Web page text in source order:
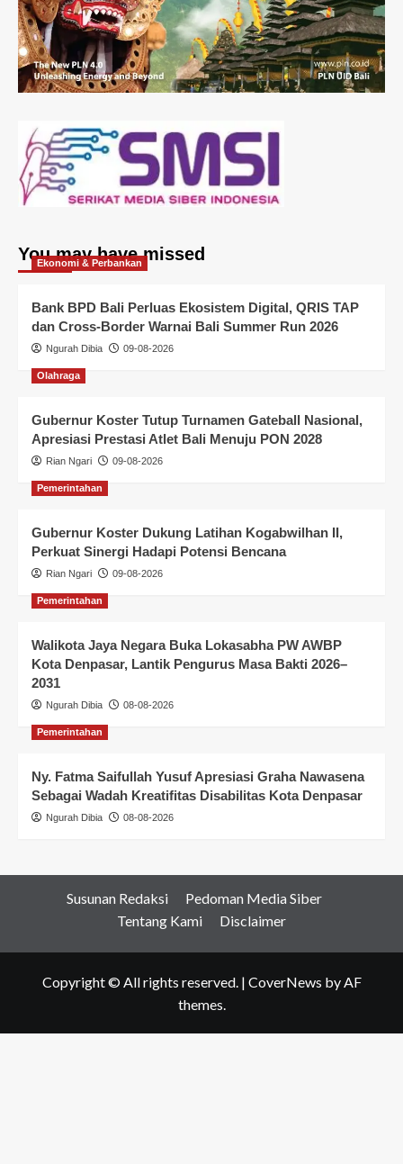
You may have missed
Ekonomi & Perbankan
Bank BPD Bali Perluas Ekosistem Digital, QRIS TAP
dan Cross-Border Warnai Bali Summer Run 2026
Ngurah Dibia 09-08-2026
Olahraga
Gubernur Koster Tutup Turnamen Gateball Nasional,
Apresiasi Prestasi Atlet Bali Menuju PON 2028
Rian Ngari 09-08-2026
Pemerintahan
Gubernur Koster Dukung Latihan Kogabwilhan II,
Perkuat Sinergi Hadapi Potensi Bencana
Rian Ngari 09-08-2026
Pemerintahan
Walikota Jaya Negara Buka Lokasabha PW AWBP
Kota Denpasar, Lantik Pengurus Masa Bakti 2026–
2031
Ngurah Dibia 08-08-2026
Pemerintahan
Ny. Fatma Saifullah Yusuf Apresiasi Graha Nawasena
Sebagai Wadah Kreatifitas Disabilitas Kota Denpasar
Ngurah Dibia 08-08-2026
Susunan Redaksi
Pedoman Media Siber
Tentang Kami
Disclaimer
Copyright © All rights reserved. | CoverNews by AF
themes.